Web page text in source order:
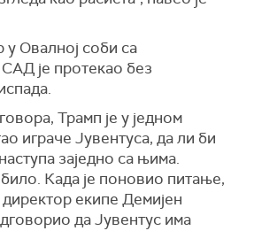
у Овалној соби са
је протекао без
Трамп је у једном
играче Јувентуса, да ли би
заједно са њима.
Када је поновио питање,
екипе Демијен
да Јувентус има